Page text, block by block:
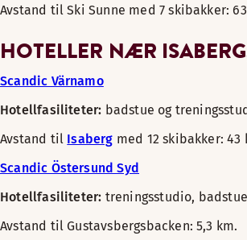
Avstand til Ski Sunne med 7 skibakker:
HOTELLER NÆR
Scandic Värnamo
Hotellfasiliteter: badstue og
Avstand til Isaberg med 12 skibakker: 43
Scandic Östersund Syd
Hotellfasiliteter: treningsstudio,
Avstand til Gustavsbergsbacken: 5,3 km.